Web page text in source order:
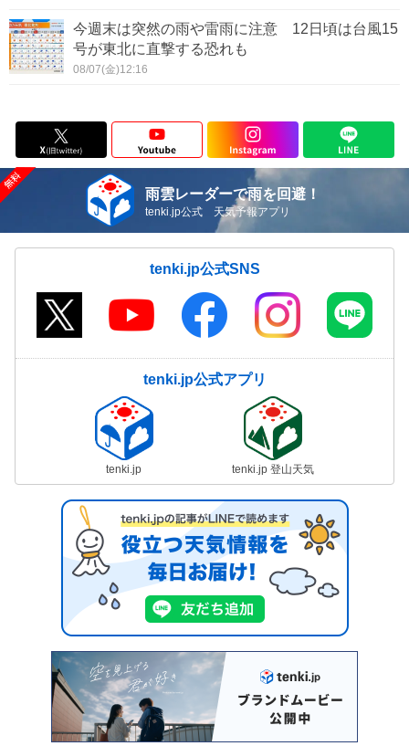
今週末は突然の雨や雷雨に注意 12日頃は台風15
号が東北に直撃する恐れも
08/07(金)12:16
雨雲レーダーで雨を回避！
tenki.jp公式 天気予報アプリ
tenki.jp公式SNS
tenki.jp公式アプリ
tenki.jp tenki.jp 登山天気